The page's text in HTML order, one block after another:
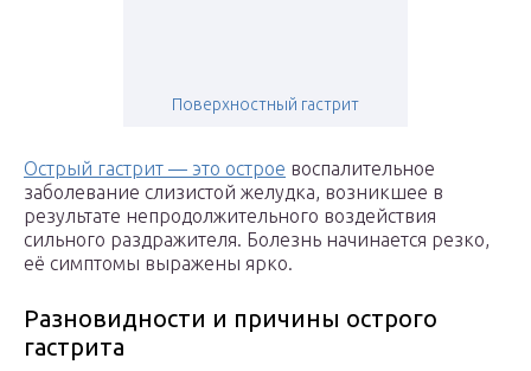
Поверхностный гастрит
Острый гастрит — это острое воспалительное
заболевание слизистой желудка, возникшее в
результате непродолжительного воздействия
сильного раздражителя. Болезнь начинается резко,
её симптомы выражены ярко.
Разновидности и причины острого
гастрита